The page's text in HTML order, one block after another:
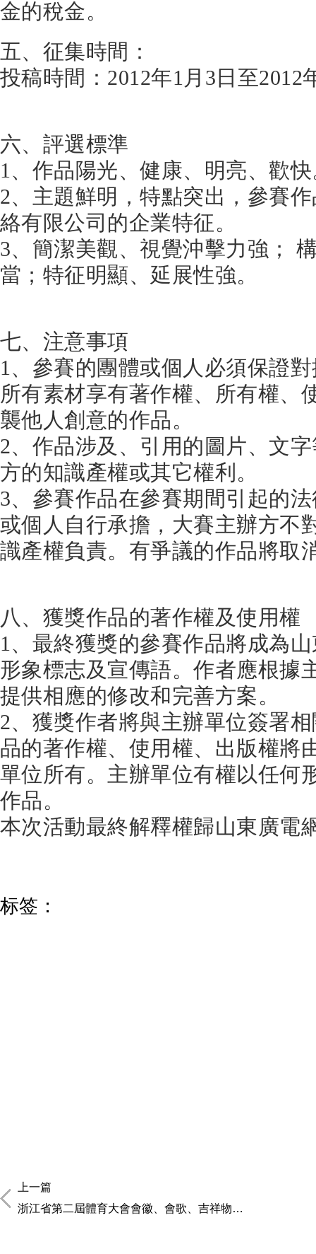
金的稅金。
五、征集時間：
投稿時間：2012年1月3日至2012
六、評選標準
1、作品陽光、健康、明亮、歡
2、主題鮮明，特點突出，參賽
絡有限公司的企業特征。
3、簡潔美觀、視覺沖擊力強；
當；特征明顯、延展性強。
七、注意事項
1、參賽的團體或個人必須保證
所有素材享有著作權、所有權、
襲他人創意的作品。
2、作品涉及、引用的圖片、文
方的知識產權或其它權利。
3、參賽作品在參賽期間引起的
或個人自行承擔，大賽主辦方不
識產權負責。有爭議的作品將取
八、獲獎作品的著作權及使用權
1、最終獲獎的參賽作品將成為
形象標志及宣傳語。作者應根據
提供相應的修改和完善方案。
2、獲獎作者將與主辦單位簽署
品的著作權、使用權、出版權將
單位所有。主辦單位有權以任何
作品。
本次活動最終解釋權歸山東廣電
标签：
上一篇
浙江省第二屆體育大會會徽、會歌、吉祥物征集